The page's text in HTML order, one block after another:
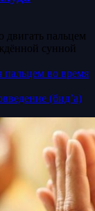
двигать пальцем
сунной
во время
(бид’а)